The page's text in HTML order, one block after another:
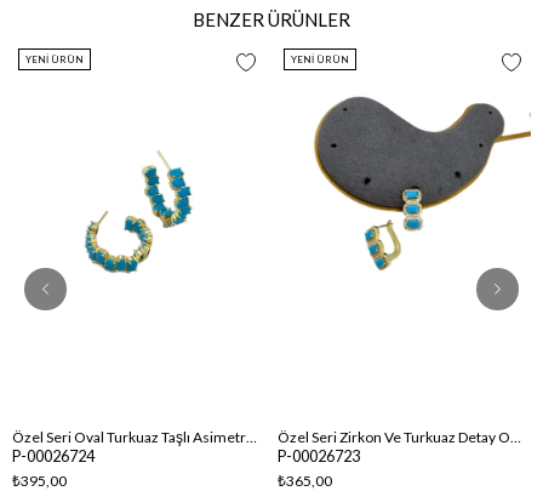
BENZER ÜRÜNLER
Özel Seri Oval Turkuaz Taşlı Asimetrik Halka Küpe
P-00026724
₺395,00
YENI ÜRÜN
Özel Seri Zirkon Ve Turkuaz Detay Oval Halka Küpe
P-00026723
₺365,00
YENI ÜRÜN